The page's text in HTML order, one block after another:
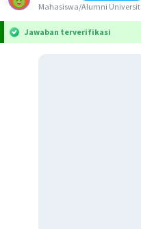
Mahasiswa/Alumni
Jawaban terverifikasi